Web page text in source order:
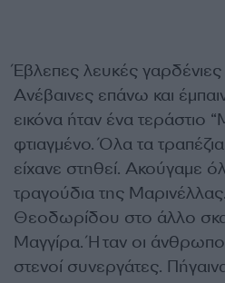
Έβλεπες λευκές
Ανέβαινες επάνω και
εικόνα ήταν ένα τεράστιο
φτιαγμένο. Όλα τα
είχανε στηθεί. Ακούγαμε
τραγούδια της
Θεοδωρίδου στο άλλο
Μαγγίρα. Ήταν οι
στενοί συνεργάτες.